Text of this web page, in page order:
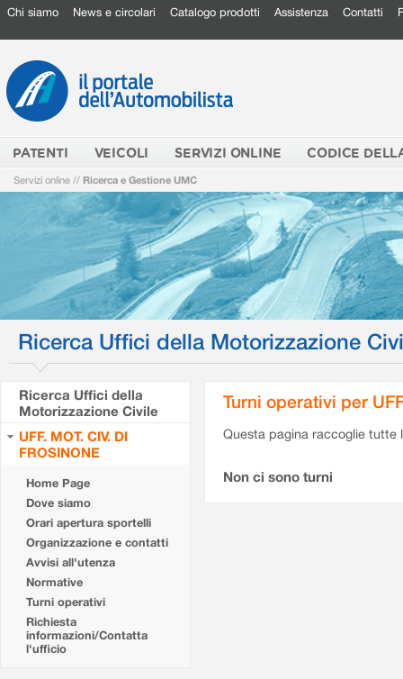
Chi siamo News e circolari Catalogo prodotti Assistenza Contatti
PATENTI VEICOLI SERVIZI ONLINE CODICE
Servizi online // Ricerca e Gestione UMC
Ricerca Uffici della Motorizzazione
Ricerca Uffici della
Motorizzazione Civile
UFF. MOT. CIV. DI
FROSINONE
Home Page
Dove siamo
Orari apertura sportelli
Organizzazione e contatti
Avvisi all'utenza
Normative
Turni operativi
Richiesta
informazioni/Contatta
l'ufficio
Turni operativi per
Questa pagina raccoglie tutte
Non ci sono turni